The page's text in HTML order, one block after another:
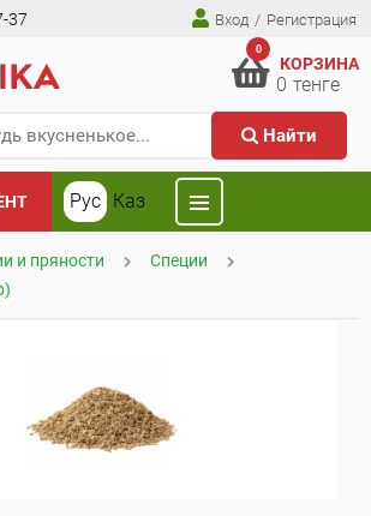
37 Вход / Регистрация
Найти
0
КОРЗИНА
0 тенге
Рус Каз
и пряности
Специи